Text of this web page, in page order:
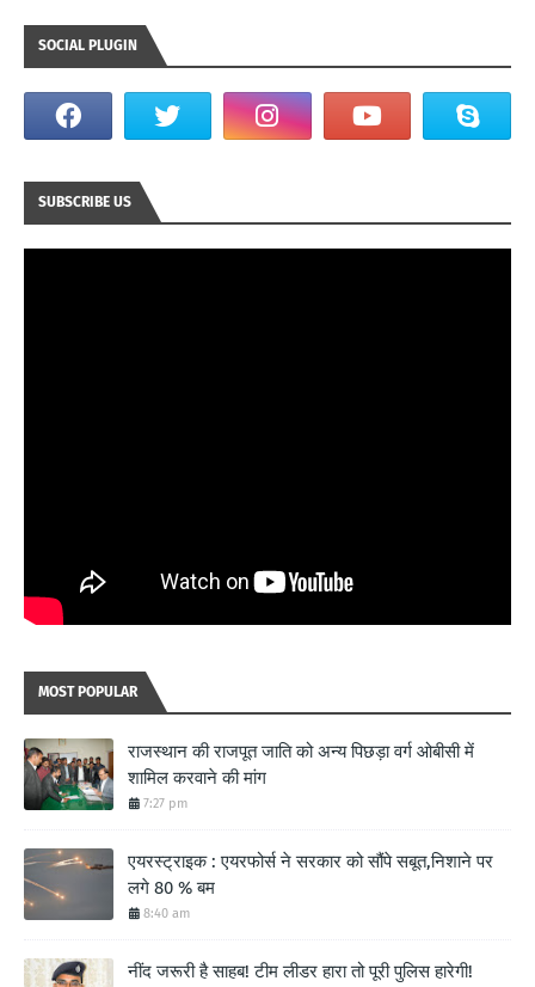
SOCIAL PLUGIN
SUBSCRIBE US
MOST POPULAR
राजस्थान की राजपूत जाति को अन्य पिछड़ा वर्ग ओबीसी में
शामिल करवाने की मांग
7:27 pm
एयरस्ट्राइक : एयरफोर्स ने सरकार को सौंपे सबूत,निशाने पर
लगे 80 % बम
8:40 am
नींद जरूरी है साहब! टीम लीडर हारा तो पूरी पुलिस हारेगी!